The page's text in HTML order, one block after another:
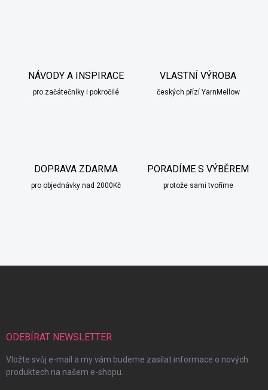
NÁVODY A INSPIRACE
pro začátečníky i pokročilé
VLASTNÍ VÝROBA
českých přízí YarnMellow
DOPRAVA ZDARMA
pro objednávky nad 2000Kč
PORADÍME S VÝBĚREM
protože sami tvoříme
ODEBÍRAT NEWSLETTER
Vložte svůj e-mail a my vám budeme zasílat informace o nových
produktech na našem e-shopu.